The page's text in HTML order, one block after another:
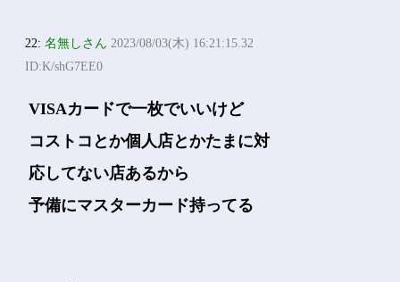
22:名無しさん 2023/08/03(木) 16:21:15.32
ID:K/shG7EE0
VISAカードで一枚でいいけど
コストコとか個人店とかたまに対
応してない店あるから
予備にマスターカード持ってる